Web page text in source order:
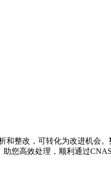
整改，可转化为改进机会。
您高效处理，顺利通过CNAS